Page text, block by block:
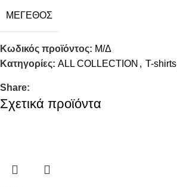
ΜΈΓΕΘΟΣ
Κωδικός προϊόντος: Μ/Δ
Κατηγορίες: ALL COLLECTION , T-shirts
Share:
Σχετικά προϊόντα